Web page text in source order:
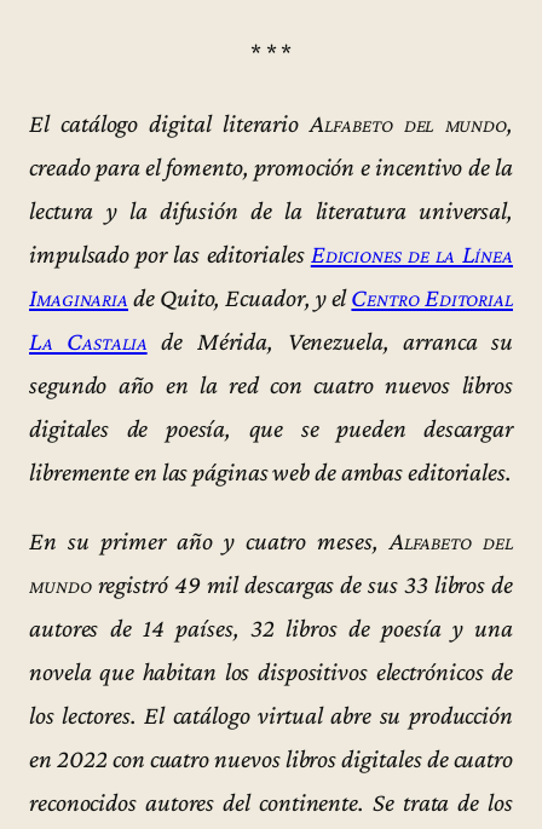
* * *
El catálogo digital literarioAlfabeto del mundo,
creado para el fomento, promoción e incentivo de la
lectura y la difusión de la literatura universal,
impulsado por las editoriales Ediciones de la Línea
Imaginaria de Quito, Ecuador, y elCentro Editorial
La Castalia de Mérida, Venezuela, arranca su
segundo año en la red con cuatro nuevos libros
digitales de poesía, que se pueden descargar
libremente en las páginas web de ambas editoriales.
En su primer año y cuatro meses, Alfabeto del
mundoregistró 49 mil descargas de sus 33 libros de
autores de 14 países, 32 libros de poesía y una
novela que habitan los dispositivos electrónicos de
los lectores. El catálogo virtual abre su producción
en 2022 con cuatro nuevos libros digitales de cuatro
reconocidos autores del continente. Se trata de los